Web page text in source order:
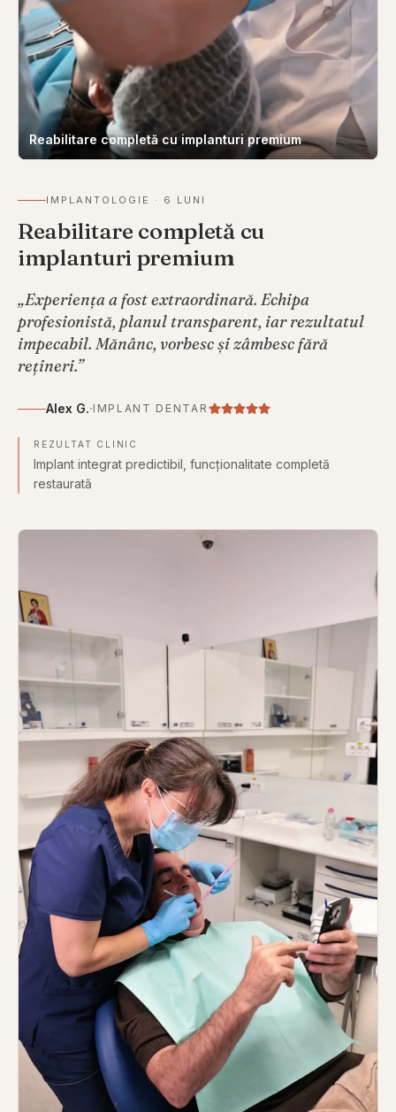
Reabilitare completă cu implanturi premium
IMPLANTOLOGIE · 6 LUNI
Reabilitare completă cu
implanturi premium
„Experiența a fost extraordinară. Echipa
profesionistă, planul transparent, iar rezultatul
impecabil. Mănânc, vorbesc și zâmbesc fără
rețineri.”
Alex G.·IMPLANT DENTAR
REZULTAT CLINIC
Implant integrat predictibil, funcționalitate completă
restaurată